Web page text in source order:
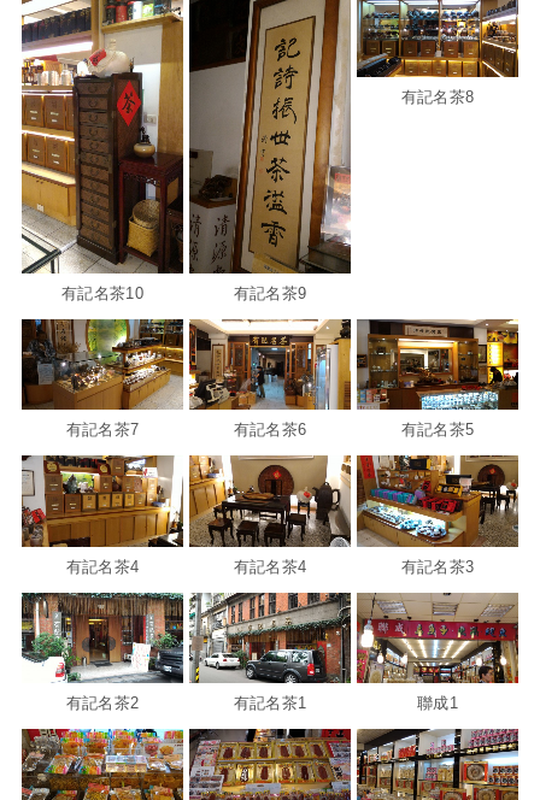
有記名茶10 有記名茶9
有記名茶8
有記名茶7 有記名茶6 有記名茶5
有記名茶4 有記名茶4 有記名茶3
有記名茶2 有記名茶1 聯成1